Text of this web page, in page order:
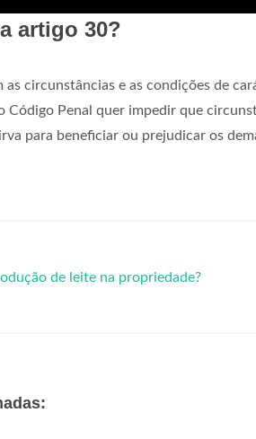
artigo 30?
as circunstâncias e as condições de
Código Penal quer impedir que
para beneficiar ou prejudicar os
de leite na propriedade?